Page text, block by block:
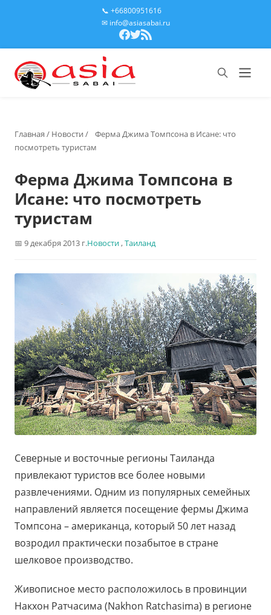
📞 +66800951616
✉ info@asiasabai.ru
Главная / Новости /
Ферма Джима Томпсона в Исане: что
посмотреть туристам
Ферма Джима Томпсона в
Исане: что посмотреть
туристам
9 декабря 2013 г.Новости,Таиланд
Северные и восточные регионы Таиланда
привлекают туристов все более новыми
развлечениями. Одним из популярных семейных
направлений является посещение фермы Джима
Томпсона – американца, который 50 лет назад
возродил практически позабытое в стране
шелковое производство.
Живописное место расположилось в провинции
Накхон Ратчасима (Nakhon Ratchasima) в регионе